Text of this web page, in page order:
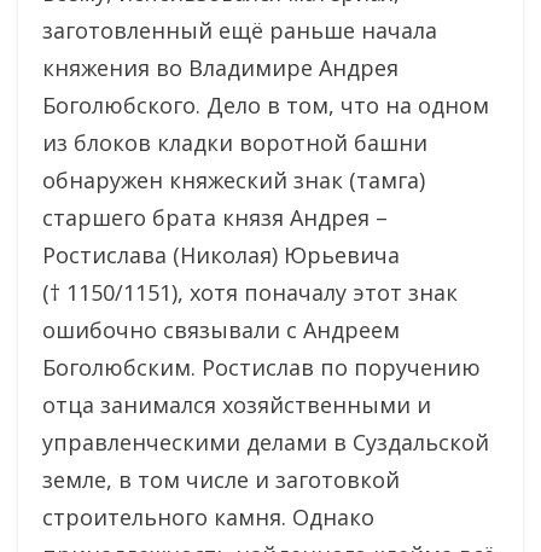
заготовленный ещё раньше начала
княжения во Владимире Андрея
Боголюбского. Дело в том, что на одном
из блоков кладки воротной башни
обнаружен княжеский знак (тамга)
старшего брата князя Андрея –
Ростислава (Николая) Юрьевича
(† 1150/1151), хотя поначалу этот знак
ошибочно связывали с Андреем
Боголюбским. Ростислав по поручению
отца занимался хозяйственными и
управленческими делами в Суздальской
земле, в том числе и заготовкой
строительного камня. Однако